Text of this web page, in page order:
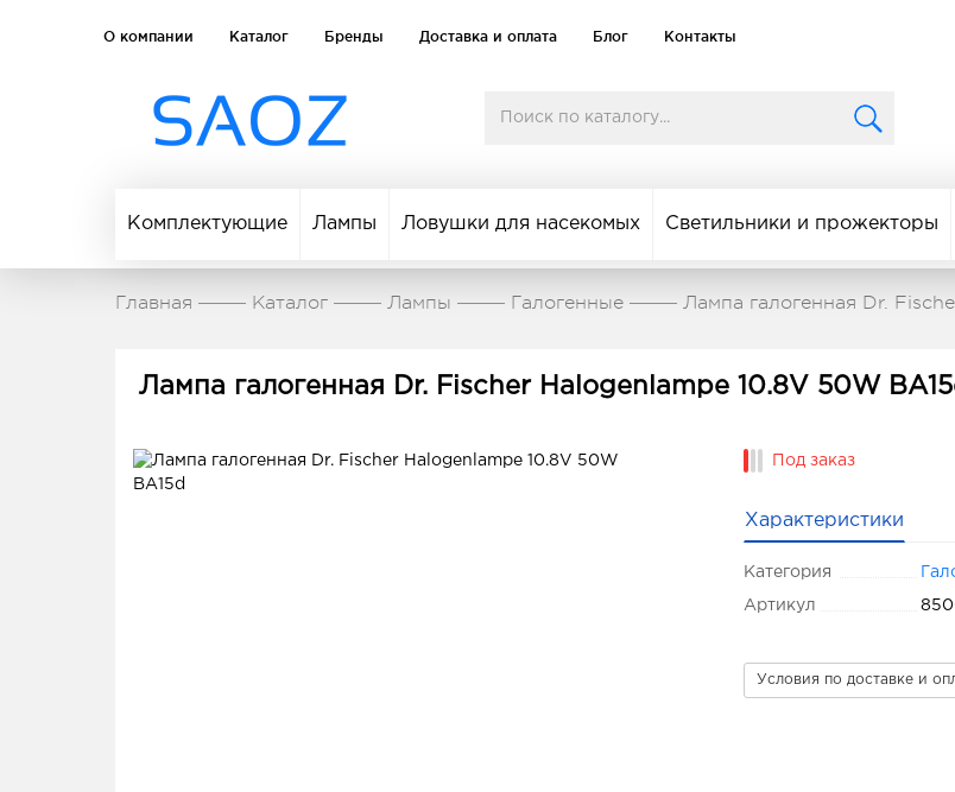
О компании Каталог Бренды Доставка и оплата Блог Контакты
Комплектующие Лампы Ловушки для насекомых Светильники и прожекторы
Главная Каталог Лампы Галогенные Лампа галогенная Dr.
Лампа галогенная Dr. Fischer Halogenlampe 10.8V 50W
Под заказ
Характеристики
Категория
Артикул
Условия по доставке и